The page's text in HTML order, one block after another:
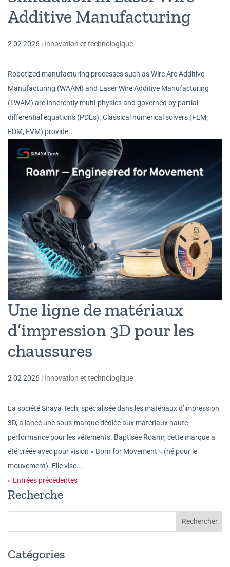
Additive Manufacturing
2 02 2026 | Innovation et technologique
Robotized manufacturing processes such as Wire Arc Additive
Manufacturing (WAAM) and Laser Wire Additive Manufacturing
(LWAM) are inherently multi-physics and governed by partial
differential equations (PDEs). Classical numerical solvers (FEM,
FDM, FVM) provide...
Une ligne de matériaux
d’impression 3D pour les
chaussures
2 02 2026 | Innovation et technologique
La société Siraya Tech, spécialisée dans les matériaux d’impression
3D, a lancé une sous-marque dédiée aux matériaux haute
performance pour les vêtements. Baptisée Roamr, cette marque a
été créée avec pour vision « Born for Movement » (né pour le
mouvement). Elle vise...
« Entrées précédentes
Recherche
Catégories